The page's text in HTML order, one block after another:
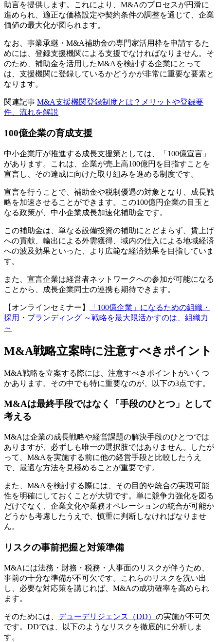
助言を提供します。これにより、M&Aのプロセスが円滑に
進められ、適正な価格設定や契約条件の調整を通じて、企業
価値の最大化が図られます。
なお、事業承継・M&A補助金の専門家活用枠を申請するた
めには、登録支援機関による支援でなければなりません。そ
のため、補助金を活用したM&Aを検討する企業にとって
は、支援機関に登録しているかどうかが非常に重要な要素と
なります。
関連記事 M&A支援機関登録制度とは？メリットや登録要
件、流れを解説
100億企業の育成支援
中小企業庁が推進する成長支援策としては、「100億宣言」
があります。これは、企業が売上高100億円を目指すことを
宣言し、その達成に向けた取り組みを進める制度です。
宣言を行うことで、補助金や税制優遇の対象となり、成長戦
略を加速させることができます。この100億円企業の目玉と
なる政策が、中小企業成長加速化補助金です。
この補助金は、単なる設備投資の補助にとどまらず、賃上げ
への貢献、輸出による外需獲得、域内の仕入による地域経済
への波及効果といった、より広範な経済効果を目指していま
す。
また、宣言企業は経営者ネットワークへの参加が可能になる
ことから、成長企業同士の連携も期待できます。
【オンラインセミナー】
「100億企業」になるための組織・
採用・ブランディング ～戦略を最大限活かすのは、組織力
～
M&A戦略立案時に注意すべきポイント
M&A戦略を立案する際には、注意すべきポイントがいくつ
かあります。その中でも特に重要なのが、以下の3点です。
M&Aは最終手段ではなく「手段のひとつ」として
考える
M&Aは企業の成長戦略や経営課題の解決手段のひとつでは
ありますが、必ずしも唯一の選択肢ではありません。したが
って、M&Aを実施する前に他の経営手段と比較したうえ
で、最適な方法を見極めることが重要です。
また、M&Aを検討する際には、その目的や統合の実現可能
性を明確にしておくことが大切です。単に競争力強化を図る
だけでなく、企業文化や業務オペレーションの統合が可能か
どうかも考慮したうえで、慎重に判断しなければなりませ
ん。
リスクの事前把握と対策準備
M&Aには法務・財務・税務・人事面のリスクが伴うため、
事前の十分な準備が不可欠です。これらのリスクを洗い出
し、必要な対応策を講じれば、M&Aの成功確率を高められ
ます。
そのためには、 デューデリジェンス（DD） の実施が不可欠
です。DDでは、以下のようなリスクを徹底的に分析しま
す。